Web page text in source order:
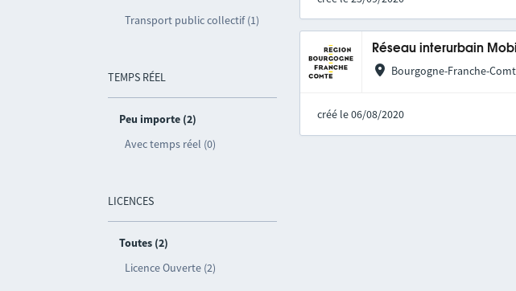
Transport public collectif (1)
TEMPS RÉEL
Peu importe (2)
Avec temps réel (0)
LICENCES
Toutes (2)
Licence Ouverte (2)
Réseau interurbain
Bourgogne-Franche-
créé le 06/08/2020